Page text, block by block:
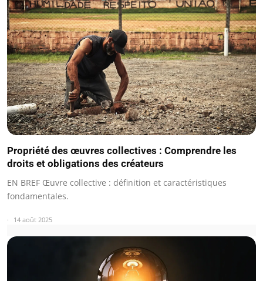
Propriété des œuvres collectives : Comprendre les
droits et obligations des créateurs
EN BREF Œuvre collective : définition et caractéristiques
fondamentales.
14 août 2025